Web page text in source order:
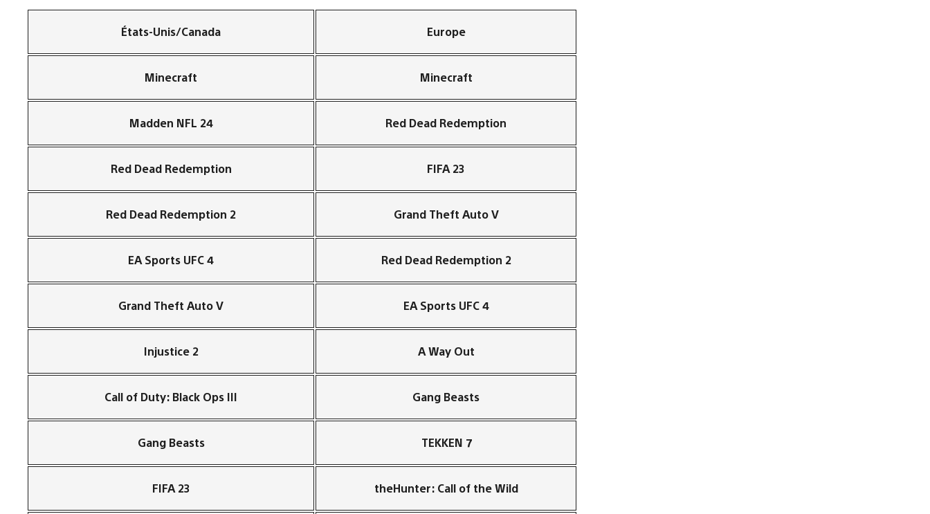
États-Unis/Canada Europe
Minecraft Minecraft
Madden NFL 24 Red Dead Redemption
Red Dead Redemption FIFA 23
Red Dead Redemption 2 Grand Theft Auto V
EA Sports UFC 4 Red Dead Redemption 2
Grand Theft Auto V EA Sports UFC 4
Injustice 2 A Way Out
Call of Duty: Black Ops III Gang Beasts
Gang Beasts TEKKEN 7
FIFA 23 theHunter: Call of the Wild